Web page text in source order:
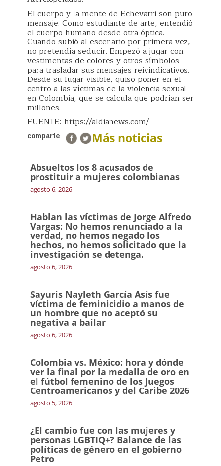
El cuerpo y la mente de Echevarri son puro
mensaje. Como estudiante de arte, entendió
el cuerpo humano desde otra óptica.
Cuando subió al escenario por primera vez,
no pretendía seducir. Empezó a jugar con
vestimentas de colores y otros símbolos
para trasladar sus mensajes reivindicativos.
Desde su lugar visible, quiso poner en el
centro a las víctimas de la violencia sexual
en Colombia, que se calcula que podrían ser
millones.
FUENTE: https://aldianews.com/
comparte Más noticias
Absueltos los 8 acusados de
prostituir a mujeres colombianas
agosto 6, 2026
Hablan las víctimas de Jorge Alfredo
Vargas: No hemos renunciado a la
verdad, no hemos negado los
hechos, no hemos solicitado que la
investigación se detenga.
agosto 6, 2026
Sayuris Nayleth García Asís fue
víctima de feminicidio a manos de
un hombre que no aceptó su
negativa a bailar
agosto 6, 2026
Colombia vs. México: hora y dónde
ver la final por la medalla de oro en
el fútbol femenino de los Juegos
Centroamericanos y del Caribe 2026
agosto 5, 2026
¿El cambio fue con las mujeres y
personas LGBTIQ+? Balance de las
políticas de género en el gobierno
Petro